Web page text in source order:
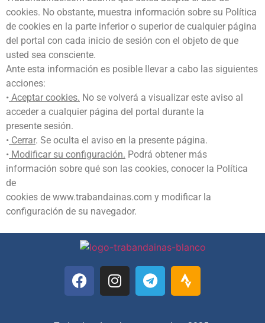
cookies. No obstante, muestra información sobre su Política
de cookies en la parte inferior o superior de cualquier página
del portal con cada inicio de sesión con el objeto de que
usted sea consciente.
Ante esta información es posible llevar a cabo las siguientes
acciones:
• Aceptar cookies. No se volverá a visualizar este aviso al
acceder a cualquier página del portal durante la
presente sesión.
• Cerrar. Se oculta el aviso en la presente página.
• Modificar su configuración. Podrá obtener más
información sobre qué son las cookies, conocer la Política
de
cookies de www.trabandainas.com y modificar la
configuración de su navegador.